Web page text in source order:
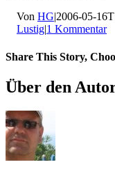
Von HG|2006-05-
Lustig|1 Kommentar
Share This Story,
Facebook
X
LinkedIn
Pinterest
E-
Mail
Über den